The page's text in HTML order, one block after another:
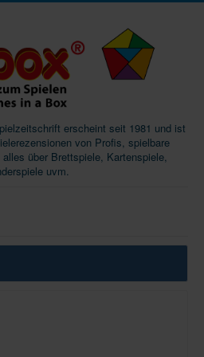
erscheint seit 1981 und ist
von Profis, spielbare
über Brettspiele, Kartenspiele,
uvm.